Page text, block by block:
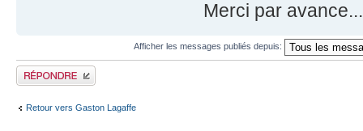
Merci par avance...
Afficher les messages publiés depuis:
Publier une réponse
Retour vers Gaston Lagaffe